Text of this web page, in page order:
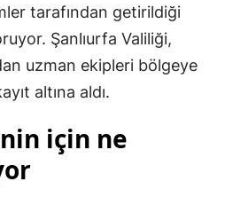
tarafından getirildiği
Şanlıurfa Valiliği,
uzman ekipleri bölgeye
altına aldı.
için ne